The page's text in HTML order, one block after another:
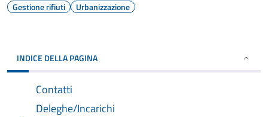
Gestione rifiuti Urbanizzazione
INDICE DELLA PAGINA
Contatti
Deleghe/Incarichi